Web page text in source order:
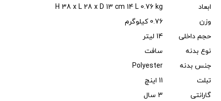
ابعاد
H 38 x L 28 x D 13 cm 14 L 0.76 kg
وزن
0.76 کیلوگرم
حجم داخلی
14 لیتر
نوع بدنه
سافت
جنس بدنه
Polyester
تبلت
11 اینچ
گارانتی
3 سال